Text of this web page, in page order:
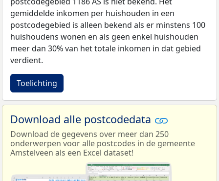
gemiddelde inkomen per huishouden in een
postcodegebied is alleen bekend als er minstens 100
huishoudens wonen en als geen enkel huishouden
meer dan 30% van het totale inkomen in dat gebied
verdient.
Toelichting
Download alle postcodedata
Download de gegevens over meer dan 250
onderwerpen voor alle postcodes in de gemeente
Amstelveen als een Excel dataset!